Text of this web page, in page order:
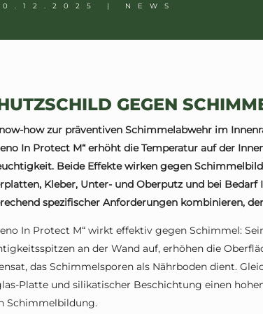
| NEWS
GEGEN
how zur präventiven Schimmelabwehr im
In Protect M“ erhöht die Temperatur auf der
Beide Effekte wirken gegen
Kleber, Unter- und Oberputz und bei Bedarf
spezifischer Anforderungen kombinieren,
In Protect M“ wirkt effektiv gegen Schimmel:
an der Wand auf, erhöhen die
das Schimmelsporen als Nährboden dient.
Platte und silikatischer Beschichtung einen
Schimmelbildung.